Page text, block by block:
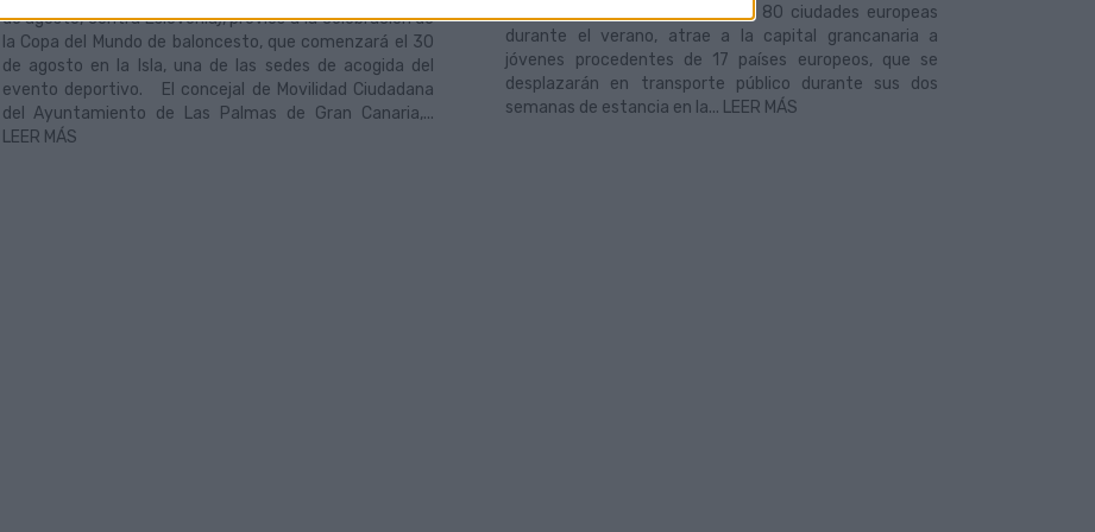
de agosto, contra Eslovenia), previos a la celebración de
la Copa del Mundo de baloncesto, que comenzará el 30
de agosto en la Isla, una de las sedes de acogida del
evento deportivo. El concejal de Movilidad Ciudadana
del Ayuntamiento de Las Palmas de Gran Canaria,...
LEER MÁS
universitario, que se celebra en 80 ciudades europeas
durante el verano, atrae a la capital grancanaria a
jóvenes procedentes de 17 países europeos, que se
desplazarán en transporte público durante sus dos
semanas de estancia en la... LEER MÁS